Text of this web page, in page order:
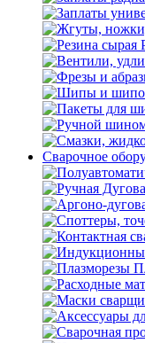
Сварочное